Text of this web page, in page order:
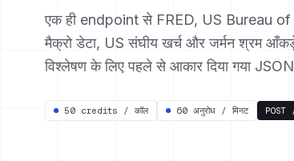
एक ही endpoint से FRED, US Bureau
मैक्रो डेटा, US संघीय खर्च और जर्मन श्रम
विश्लेषण के लिए पहले से आकार दिया गया
● 50 credits / कॉल ● 60 अनुरोध / मिनट POST